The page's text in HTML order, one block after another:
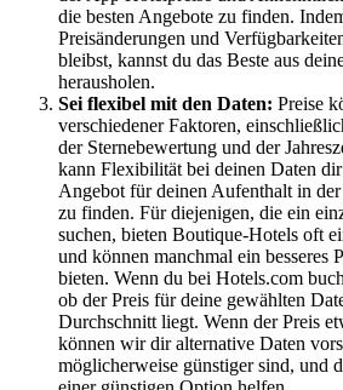
die besten Angebote zu finden.
Preisänderungen und
bleibst, kannst du das Beste aus
herausholen.
Sei flexibel mit den Daten: Preise
verschiedener Faktoren,
der Sternebewertung und der
kann Flexibilität bei deinen Daten dir
Angebot für deinen Aufenthalt in
zu finden. Für diejenigen, die ein
suchen, bieten Boutique-Hotels oft
und können manchmal ein besseres
bieten. Wenn du bei Hotels.com
ob der Preis für deine gewählten
Durchschnitt liegt. Wenn der Preis
können wir dir alternative Daten
möglicherweise günstiger sind, und